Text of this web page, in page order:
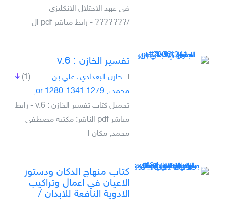
في عهد الاحتلال الانكليزي
/??????? - رابط مباشر pdf ال
تفسير الخازن : v.6
(1) لـِ: خازن البغدادي، علي بن
محمد،, 1279 or 1280-1341,
تحميل كتاب تفسير الخازن : v.6 - رابط
مباشر pdf الناشر: مكتبة مصطفى
محمد, مكان ا
كتاب منهاج الدكان ودستور
الاعيان في اعمال وتراكيب
الادوية النافعة للابدان /